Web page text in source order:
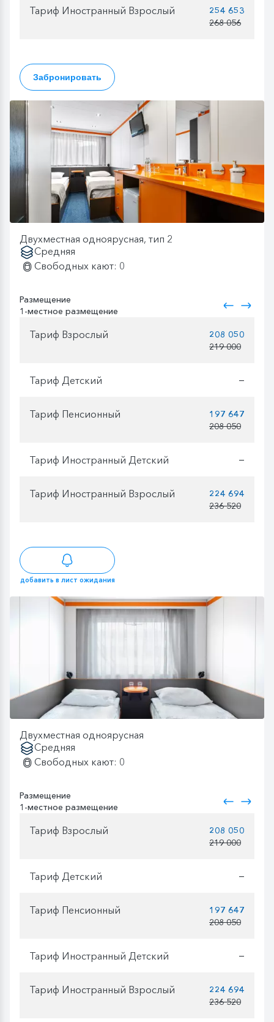
Тариф Иностранный Взрослый
254 653
268 056
Забронировать
Двухместная одноярусная, тип 2
Средняя
Свободных кают: 0
Размещение
1-местное размещение
Тариф Взрослый
208 050
219 000
Тариф Детский —
Тариф Пенсионный
197 647
208 050
Тариф Иностранный Детский —
Тариф Иностранный Взрослый
224 694
236 520
добавить в лист ожидания
Двухместная одноярусная
Средняя
Свободных кают: 0
Размещение
1-местное размещение
Тариф Взрослый
208 050
219 000
Тариф Детский —
Тариф Пенсионный
197 647
208 050
Тариф Иностранный Детский —
Тариф Иностранный Взрослый
224 694
236 520